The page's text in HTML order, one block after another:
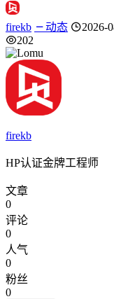
firekb 动态
2026-
202
firekb
HP认证金牌工程师
文章
0
评论
0
人气
0
粉丝
0